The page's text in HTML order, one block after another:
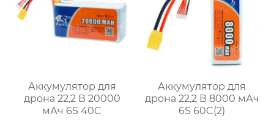
Аккумулятор для
дрона 22,2 В 20000
мАч 6S 40C
Аккумулятор для
дрона 22,2 В 8000 мАч
6S 60C(2)